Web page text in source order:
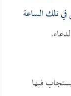
تلك الساعة
فيها